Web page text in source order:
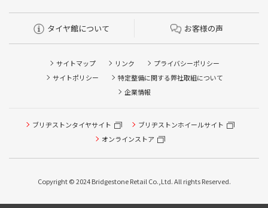
タイヤ館について お客様の声
サイトマップ リンク
プライバシーポリシー
サイトポリシー
特定整備に関する弊社取組について
企業情報
ブリヂストンタイヤサイト
ブリヂストンホイールサイト
オンラインストア
Copyright © 2024 Bridgestone Retail Co.,Ltd. All rights Reserved.
タイヤ点検・安全点検/タイヤ履き替え/オイル交換/その他
ピット作業の予約
本日のタイヤ履き替え順番待ち予約 ※クローク契約会員の